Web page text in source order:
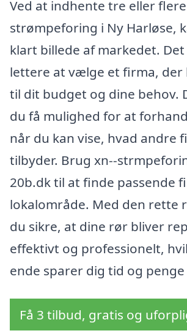
Ved at indhente tre eller
strømpeforing i Ny Harløse,
klart billede af markedet.
lettere at vælge et firma, der
til dit budget og dine behov.
du få mulighed for at
når du kan vise, hvad andre
tilbyder. Brug xn--
20b.dk til at finde passende
lokalområde. Med den rette
du sikre, at dine rør bliver
effektivt og professionelt,
ende sparer dig tid og
Få 3 tilbud, gratis og